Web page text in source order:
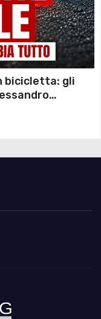
bicicletta: gli